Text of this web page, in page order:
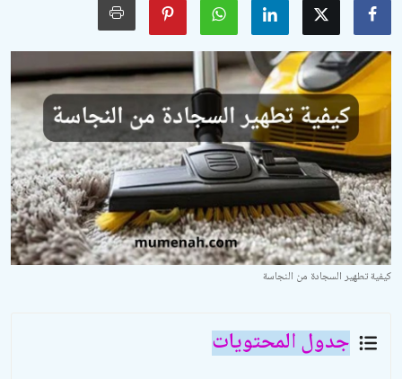
الأدعية والأذكار
السيرة النبوية والتاريخ الإسلامي
مسائل فقهية وفتاوى معاصرة
مسائل خاصة بالمرأة
تربية الأبناء
أحكام الحفلات والمناسبات
معرض الصور
كيفية تطهير السجادة من النجاسة
جدول المحتويات